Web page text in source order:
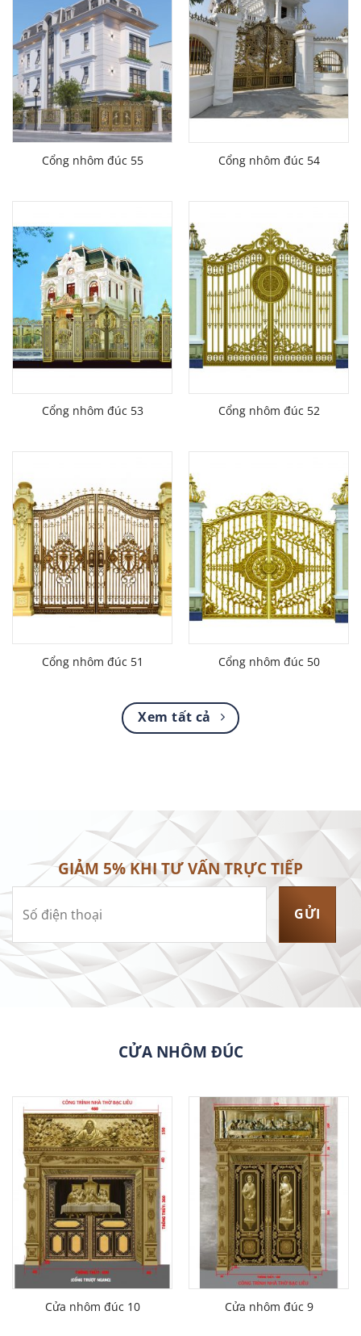
Cổng nhôm đúc 55 Cổng nhôm đúc 54
Cổng nhôm đúc 53 Cổng nhôm đúc 52
Cổng nhôm đúc 51 Cổng nhôm đúc 50
Xem tất cả
GIẢM 5% KHI TƯ VẤN TRỰC TIẾP
CỬA NHÔM ĐÚC
Cửa nhôm đúc 10 Cửa nhôm đúc 9